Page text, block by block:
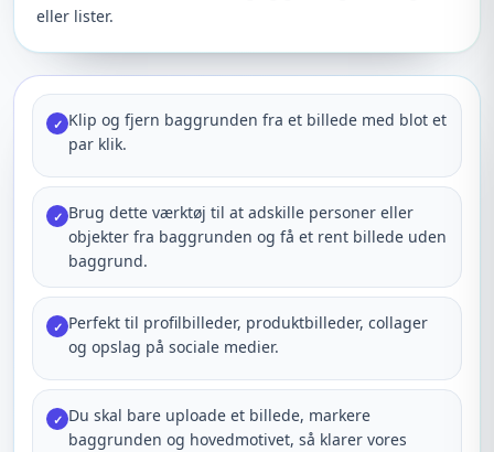
eller lister.
✓ Klip og fjern baggrunden fra et billede med blot et
par klik.
✓ Brug dette værktøj til at adskille personer eller
objekter fra baggrunden og få et rent billede uden
baggrund.
✓ Perfekt til profilbilleder, produktbilleder, collager
og opslag på sociale medier.
✓ Du skal bare uploade et billede, markere
baggrunden og hovedmotivet, så klarer vores